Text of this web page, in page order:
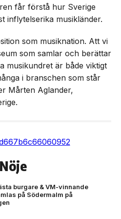
får förstå hur Sverige
inflytelserika musikländer.
som musiknation. Att vi
som samlar och berättar
musikundret är både viktigt
i branschen som står
Mårten Aglander,
burgare & VM-vinnande
på Södermalm på